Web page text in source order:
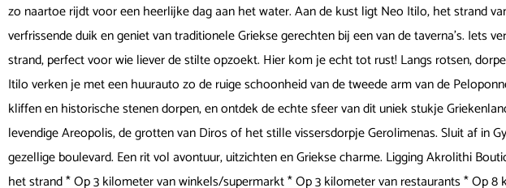
zo naartoe rijdt voor een heerlijke dag aan het water. Aan de kust ligt Neo Itilo, het strand
verfrissende duik en geniet van traditionele Griekse gerechten bij een van de taverna's. Iets
strand, perfect voor wie liever de stilte opzoekt. Hier kom je echt tot rust! Langs rotsen,
Itilo verken je met een huurauto zo de ruige schoonheid van de tweede arm van de
kliffen en historische stenen dorpen, en ontdek de echte sfeer van dit uniek stukje
levendige Areopolis, de grotten van Diros of het stille vissersdorpje Gerolimenas. Sluit af in
gezellige boulevard. Een rit vol avontuur, uitzichten en Griekse charme. Ligging Akrolithi
het strand * Op 3 kilometer van winkels/supermarkt * Op 3 kilometer van restaurants * Op